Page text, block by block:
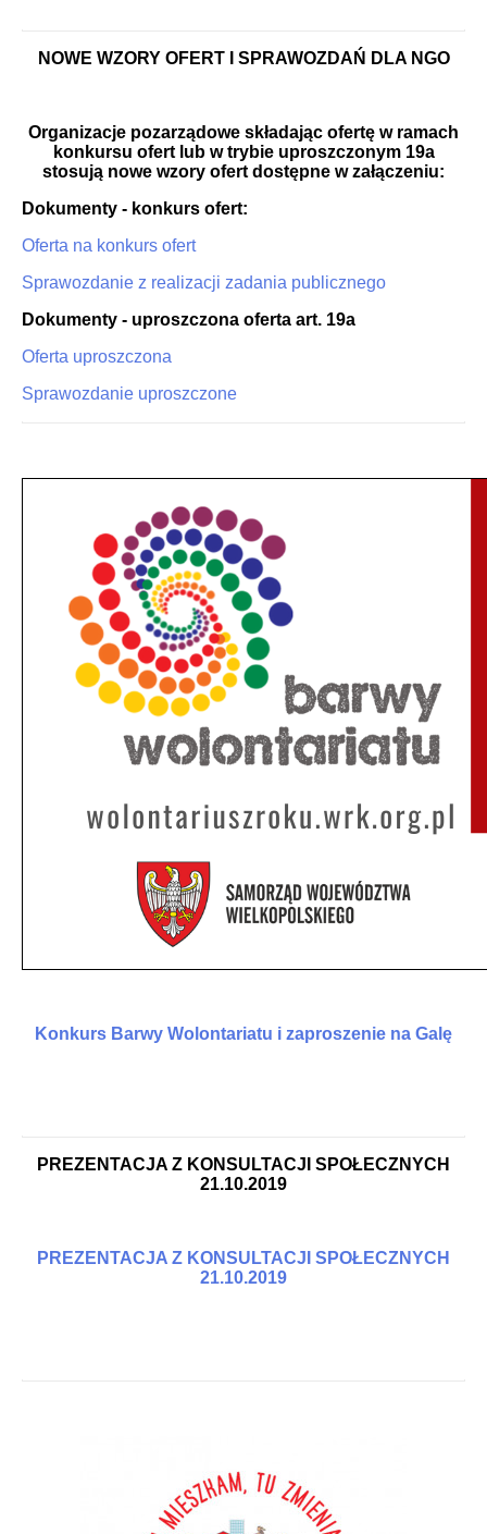
NOWE WZORY OFERT I SPRAWOZDAŃ DLA NGO
Organizacje pozarządowe składając ofertę w ramach
konkursu ofert lub w trybie uproszczonym 19a
stosują nowe wzory ofert dostępne w załączeniu:
Dokumenty - konkurs ofert:
Oferta na konkurs ofert
Sprawozdanie z realizacji zadania publicznego
Dokumenty - uproszczona oferta art. 19a
Oferta uproszczona
Sprawozdanie uproszczone
Konkurs Barwy Wolontariatu i zaproszenie na Galę
PREZENTACJA Z KONSULTACJI SPOŁECZNYCH
21.10.2019
PREZENTACJA Z KONSULTACJI SPOŁECZNYCH
21.10.2019